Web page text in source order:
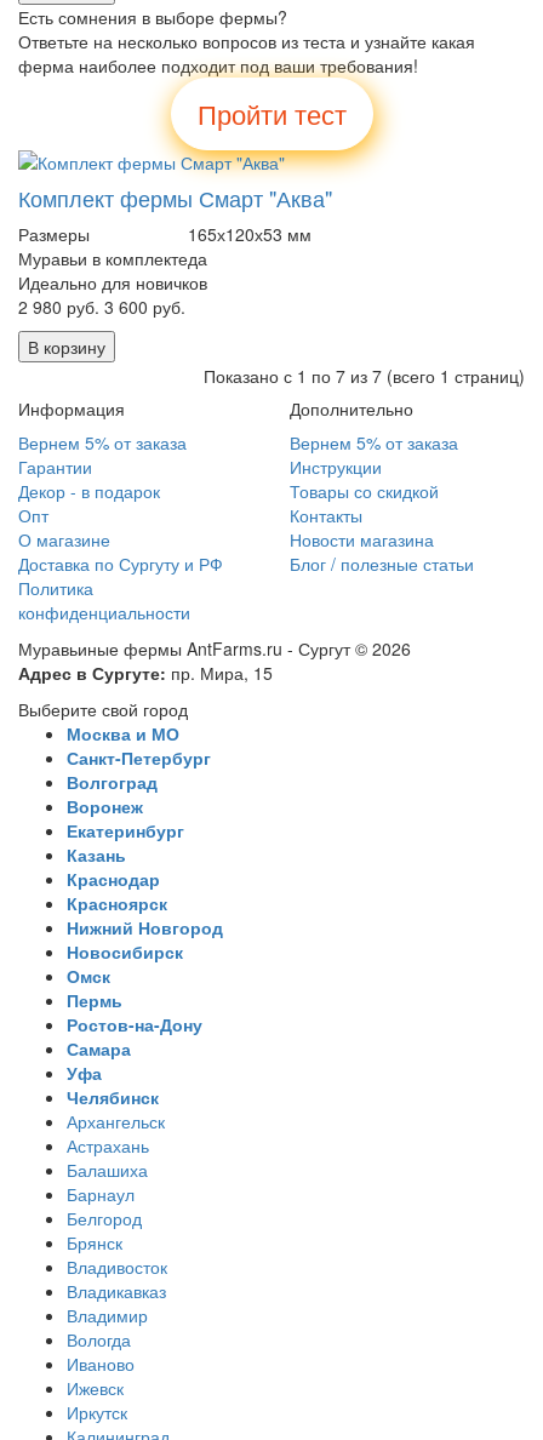
Есть сомнения в выборе фермы?
Ответьте на несколько вопросов из теста и узнайте какая
ферма наиболее подходит под ваши требования!
Пройти тест
Комплект фермы Смарт "Аква"
Размеры
165х120х53 мм
Муравьи в комплектеда
Идеально для новичков
2 980 руб. 3 600 руб.
В корзину
Показано с 1 по 7 из 7 (всего 1 страниц)
Информация
Вернем 5% от заказа
Гарантии
Декор - в подарок
Опт
О магазине
Доставка по Сургуту и РФ
Политика
конфиденциальности
Дополнительно
Вернем 5% от заказа
Инструкции
Товары со скидкой
Контакты
Новости магазина
Блог / полезные статьи
Муравьиные фермы AntFarms.ru - Сургут © 2026
Адрес в Сургуте: пр. Мира, 15
Выберите свой город
Москва и МО
Санкт-Петербург
Волгоград
Воронеж
Екатеринбург
Казань
Краснодар
Красноярск
Нижний Новгород
Новосибирск
Омск
Пермь
Ростов-на-Дону
Самара
Уфа
Челябинск
Архангельск
Астрахань
Балашиха
Барнаул
Белгород
Брянск
Владивосток
Владикавказ
Владимир
Вологда
Иваново
Ижевск
Иркутск